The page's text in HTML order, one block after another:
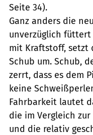
Seite 34).
Ganz anders die
unverzüglich
mit Kraftstoff, setzt
Schub um. Schub,
zerrt, dass es dem
keine
Fahrbarkeit lautet
die im Vergleich
und die relativ